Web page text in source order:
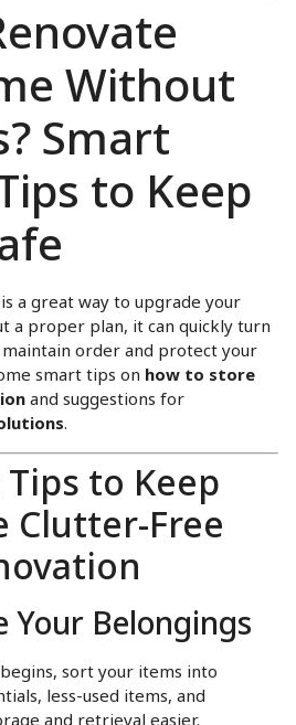
Without
Smart
to Keep
a great way to upgrade your
a proper plan, it can quickly turn
maintain order and protect your
smart tips on how to store
and suggestions for
.
to Keep
Clutter-Free
Your Belongings
sort your items into
less-used items, and